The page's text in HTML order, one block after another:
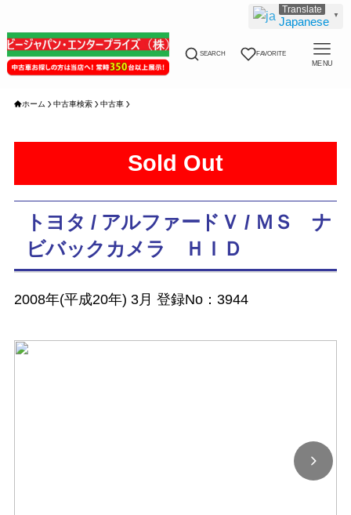
SEARCH FAVORITE
MENU
ホーム 中古車検索 中古車
Sold Out
トヨタ / アルファードＶ / ＭＳ ナ
ビバックカメラ ＨＩＤ
2008年(平成20年) 3月 登録No：3944
Japanese ▼